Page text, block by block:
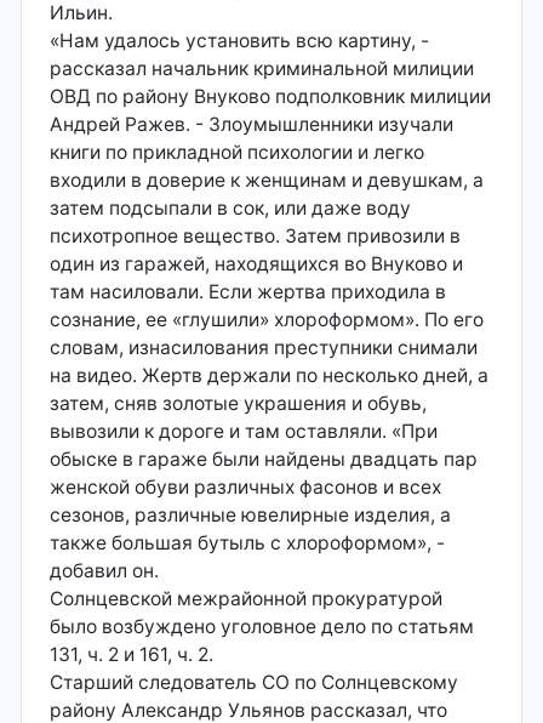
Ильин.
«Нам удалось установить всю картину, -
рассказал начальник криминальной милиции
ОВД по району Внуково подполковник милиции
Андрей Ражев. - Злоумышленники изучали
книги по прикладной психологии и легко
входили в доверие к женщинам и девушкам, а
затем подсыпали в сок, или даже воду
психотропное вещество. Затем привозили в
один из гаражей, находящихся во Внуково и
там насиловали. Если жертва приходила в
сознание, ее «глушили» хлороформом». По его
словам, изнасилования преступники снимали
на видео. Жертв держали по несколько дней, а
затем, сняв золотые украшения и обувь,
вывозили к дороге и там оставляли. «При
обыске в гараже были найдены двадцать пар
женской обуви различных фасонов и всех
сезонов, различные ювелирные изделия, а
также большая бутыль с хлороформом», -
добавил он.
Солнцевской межрайонной прокуратурой
было возбуждено уголовное дело по статьям
131, ч. 2 и 161, ч. 2.
Старший следователь СО по Солнцевскому
району Александр Ульянов рассказал, что